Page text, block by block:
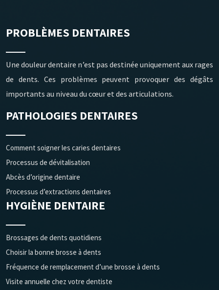
PROBLÈMES DENTAIRES
Une douleur dentaire n’est pas destinée uniquement aux rages
de dents. Ces problèmes peuvent provoquer des dégâts
importants au niveau du cœur et des articulations.
PATHOLOGIES DENTAIRES
Comment soigner les caries dentaires
Processus de dévitalisation
Abcès d’origine dentaire
Processus d’extractions dentaires
HYGIÈNE DENTAIRE
Brossages de dents quotidiens
Choisir la bonne brosse à dents
Fréquence de remplacement d’une brosse à dents
Visite annuelle chez votre dentiste